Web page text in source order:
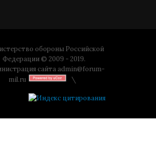
обороны Российской
Федерации © 2009 - 2019.
сайта admin@forum-
mil.ru